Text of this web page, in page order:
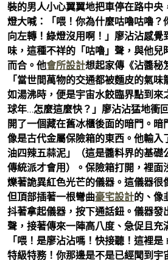
裝的男人小心翼翼地把車停在路中央
燈大喊：「喂！你為什麼咕嚕咕嚕？
向左轉！綠燈沒用啊！」廖沾沾感覺
味，這種不祥的「咕嚕」聲，與他兒
而合。他會所設計想起家傳《沾醬秘
「當世間萬物的交通都被麵皮的氣
如湯沸時，便是宇宙水餃臨界點到來
球年…怎麼這麼快？」廖沾沾猛地衝
開了一個藏在舊冰櫃後面的暗門。暗
像是古代金屬保險箱的東西。他輸入
油四辣五蒜泥」（這是醬料界的基礎
傳統派才會用）。保險箱打開，裡面
爍著詭異紅色光芒的儀器。這儀器很
但頂部插著一根彎曲豪宅設計的、像
抖著拿起儀器，按下通話鈕。儀器
聲，接著傳來一陣高八度、急促且充
「喂！是廖沾沾嗎！快接聽！這裡
特級特務！你那邊是不是已經聞到宇